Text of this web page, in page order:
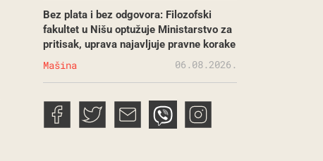
Bez plata i bez odgovora: Filozofski
fakultet u Nišu optužuje Ministarstvo za
pritisak, uprava najavljuje pravne korake
Mašina 06.08.2026.